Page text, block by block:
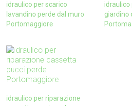
idraulico per scarico
lavandino perde dal muro
Portomaggiore
idraulico
giardino
idraulico per riparazione